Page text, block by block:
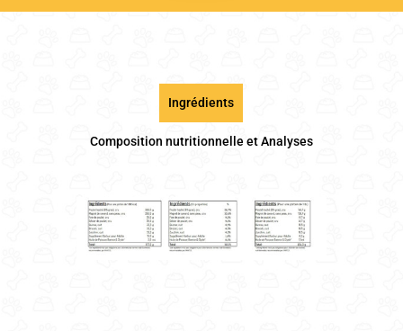
Ingrédients
Composition nutritionnelle et Analyses